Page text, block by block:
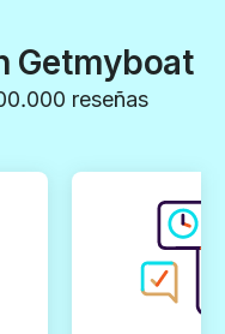
Getmyboat
reseñas